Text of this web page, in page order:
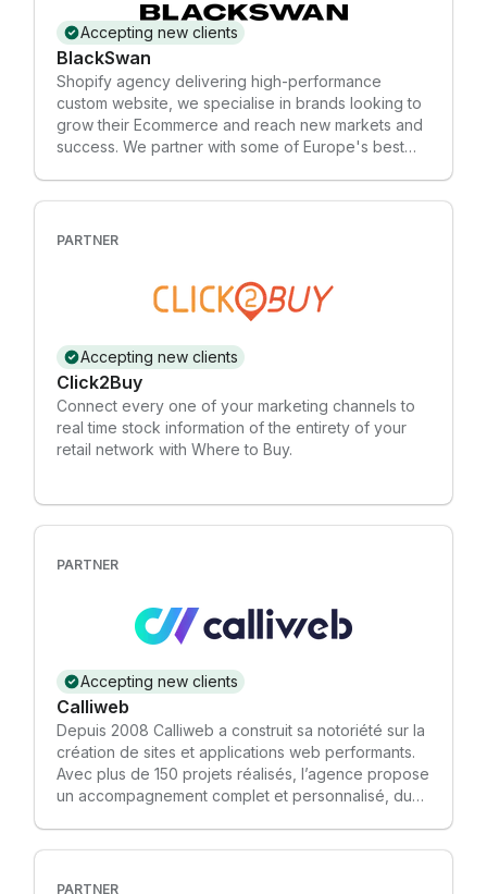
Accepting new clients
BlackSwan
Shopify agency delivering high-performance
custom website, we specialise in brands looking to
grow their Ecommerce and reach new markets and
success. We partner with some of Europe's best
PARTNER
Accepting new clients
Click2Buy
Connect every one of your marketing channels to
real time stock information of the entirety of your
retail network with Where to Buy.
PARTNER
Accepting new clients
Calliweb
Depuis 2008 Calliweb a construit sa notoriété sur la
création de sites et applications web performants.
Avec plus de 150 projets réalisés, l’agence propose
un accompagnement complet et personnalisé, du
Calliweb propose des solutions personnalisées
PARTNER